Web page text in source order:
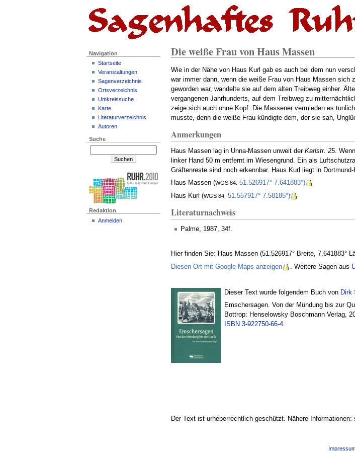
Die weiße Frau von Haus Massen
Wie in der Nähe von Haus Kurl gab es auch bei dem nun
war immer dann, wenn die weiße Frau von Haus Massen
geworden war, wandelte sie auf dem alten Treibweg einher.
vergangenen Jahrhunderts, auf dem Treibweg zu
zeige sich auch ohne Kopf. Die Massener vermieden es
musste, denn die weiße Frau kündigte dem, der sie sah,
Anmerkungen
Haus Massen lag in Unna-Massen unweit der Karlstr. 25.
linker Hand 50 m entfernt im Wiesengrund. Ein als
Gräftenreste sind noch erkennbar. Haus Kurl liegt in Dortmund-
Haus Massen (WGS 84: 51.526917° 7.641883°)
Haus Kurl (WGS 84: 51.557917° 7.58185°)
Literaturnachweis
Palme, 1987, 34f.
Hier finden Sie: Haus Massen (51.526917° Breite, 7.641883°
Diesen Ort mit Google Maps anzeigen
. Weitere Sagen aus
Dieser Text wurde folgendem Buch von Dirk
Emschersagen. Von der Mündung bis zur
Bottrop: Henselowsky Boschmann Verlag,
ISBN 3-922750-66-4.
Der Text ist urheberrechtlich geschützt. Nähere Informationen:
Navigation
Startseite
Veranstaltungen
Sagenverzeichnis
Ortsverzeichnis
Umkreissuche
Karte
Literaturverzeichnis
Autoren
Suche
Redaktion
Anmelden